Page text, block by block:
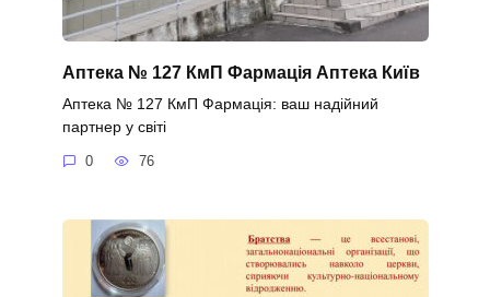
Аптека № 127 КмП Фармація Аптека Київ
Аптека № 127 КмП Фармація: ваш надійний
партнер у світі
0 76